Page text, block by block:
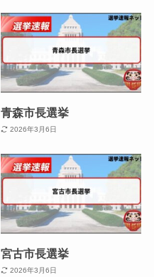
青森市長選挙
2026年3月6日
宮古市長選挙
2026年3月6日